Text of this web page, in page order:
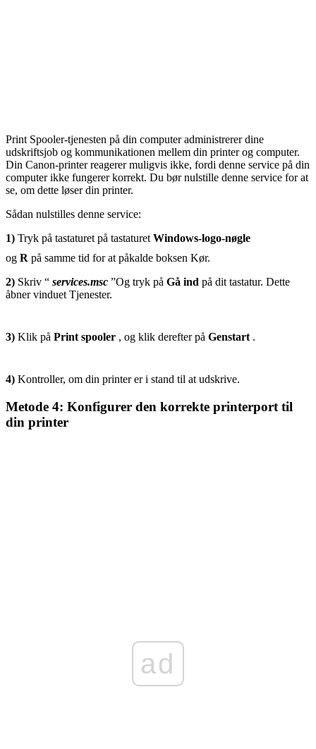
Print Spooler-tjenesten på din computer administrerer dine
udskriftsjob og kommunikationen mellem din printer og computer.
Din Canon-printer reagerer muligvis ikke, fordi denne service på din
computer ikke fungerer korrekt. Du bør nulstille denne service for at
se, om dette løser din printer.
Sådan nulstilles denne service:
1) Tryk på tastaturet på tastaturet Windows-logo-nøgle
og R på samme tid for at påkalde boksen Kør.
2) Skriv “ services.msc ”Og tryk på Gå ind på dit tastatur. Dette
åbner vinduet Tjenester.
3) Klik på Print spooler , og klik derefter på Genstart .
4) Kontroller, om din printer er i stand til at udskrive.
Metode 4: Konfigurer den korrekte printerport til
din printer
ad